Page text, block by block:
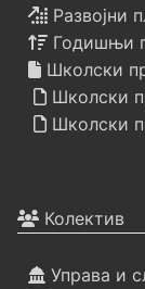
Развојни
Годишњи
Школски
Школски
Школски
Колектив
Управа и